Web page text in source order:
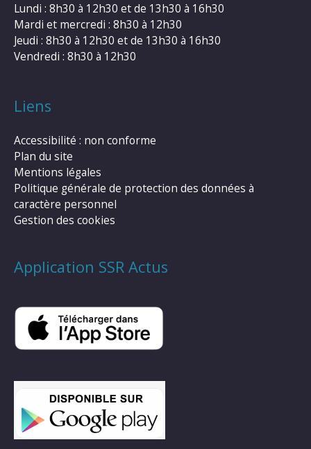
Lundi : 8h30 à 12h30 et de 13h30 à 16h30
Mardi et mercredi : 8h30 à 12h30
Jeudi : 8h30 à 12h30 et de 13h30 à 16h30
Vendredi : 8h30 à 12h30
Liens
Accessibilité : non conforme
Plan du site
Mentions légales
Politique générale de protection des données à
caractère personnel
Gestion des cookies
Application SSR Actus